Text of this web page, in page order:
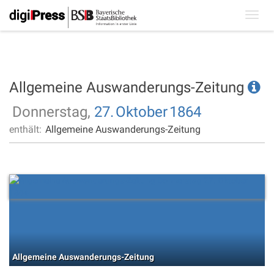
Allgemeine Auswanderungs-Zeitung
Donnerstag, 27.Oktober1864
enthält: Allgemeine Auswanderungs-Zeitung
Allgemeine Auswanderungs-Zeitung